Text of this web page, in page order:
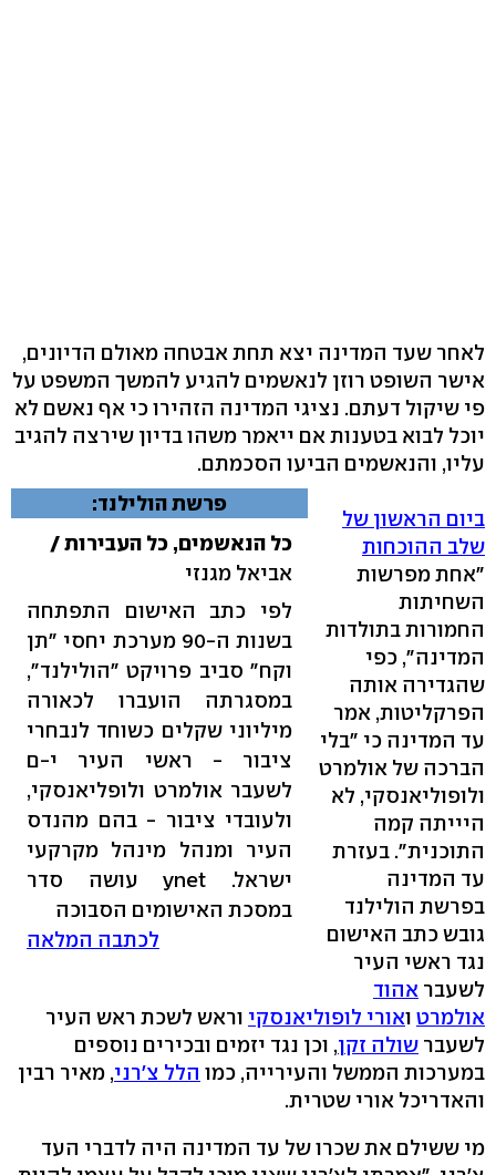
לאחר שעד המדינה יצא תחת אבטחה מאולם הדיונים,
אישר השופט רוזן לנאשמים להגיע להמשך המשפט על
פי שיקול דעתם. נציגי המדינה הזהירו כי אף נאשם לא
יוכל לבוא בטענות אם ייאמר משהו בדיון שירצה להגיב
עליו, והנאשמים הביעו הסכמתם.
פרשת הולילנד:
כל הנאשמים, כל העבירות /
אביאל מגנזי
לפי כתב האישום התפתחה
בשנות ה-90 מערכת יחסי "תן
וקח" סביב פרויקט "הולילנד",
במסגרתה הועברו לכאורה
מיליוני שקלים כשוחד לנבחרי
ציבור - ראשי העיר י-ם
לשעבר אולמרט ולופליאנסקי,
ולעובדי ציבור - בהם מהנדס
העיר ומנהל מינהל מקרקעי
ישראל. ynet עושה סדר
במסכת האישומים הסבוכה
לכתבה המלאה
ביום הראשון של
שלב ההוכחות
"אחת מפרשות
השחיתות
החמורות בתולדות
המדינה", כפי
שהגדירה אותה
הפרקליטות, אמר
עד המדינה כי "בלי
הברכה של אולמרט
ולופוליאנסקי, לא
היייתה קמה
התוכנית". בעזרת
עד המדינה
בפרשת הולילנד
גובש כתב האישום
נגד ראשי העיר
לשעבר אהוד
אולמרט ואורי לופוליאנסקי וראש לשכת ראש העיר
לשעבר שולה זקן, וכן נגד יזמים ובכירים נוספים
במערכות הממשל והעירייה, כמו הלל צ'רני, מאיר רבין
והאדריכל אורי שטרית.
מי ששילם את שכרו של עד המדינה היה לדברי העד